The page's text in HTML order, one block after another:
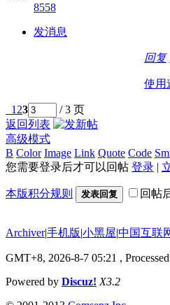
8558
发消息
回复
使用
1 23
/ 3 页
返回列表
高级模式
B Color Image Link Quote Code
您需要登录后才可以回帖 登录 |
本版积分规则 发表回复 回帖
Archiver|手机版|小黑屋|中国互联
GMT+8, 2026-8-7 05:21 ,
Powered by Discuz! X3.2